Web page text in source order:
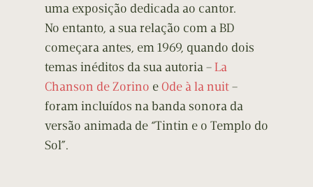
uma exposição dedicada ao cantor.
No entanto, a sua relação com a BD
começara antes, em 1969, quando dois
temas inéditos da sua autoria –La
Chanson de Zorino e Ode à la nuit–
foram incluídos na banda sonora da
versão animada de “Tintin e o Templo do
Sol”.